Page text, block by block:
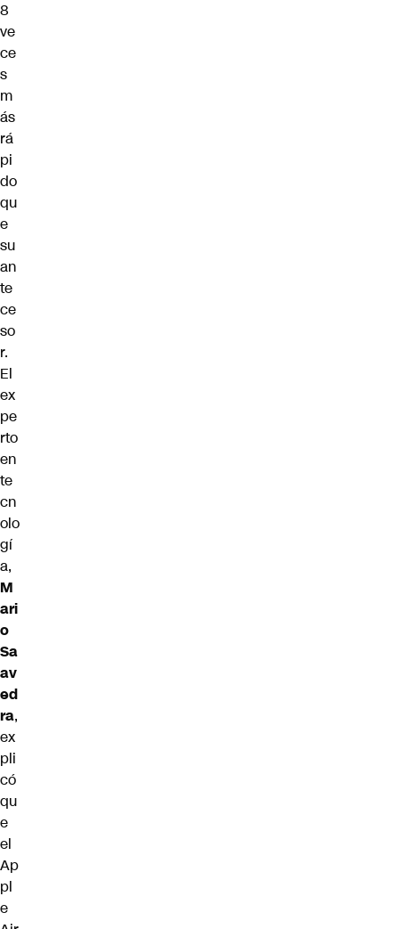
8
ve
ce
s
m
ás
rá
pi
do
qu
e
su
an
te
ce
so
r.
El
ex
pe
rto
en
te
cn
olo
gí
a,
M
ari
o
Sa
av
ed
ra,
ex
pli
có
qu
e
el
Ap
pl
e